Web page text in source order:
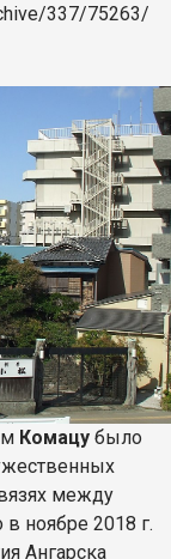
337/75263/
Комацу было
между
ноябре 2018 г.
Ангарска